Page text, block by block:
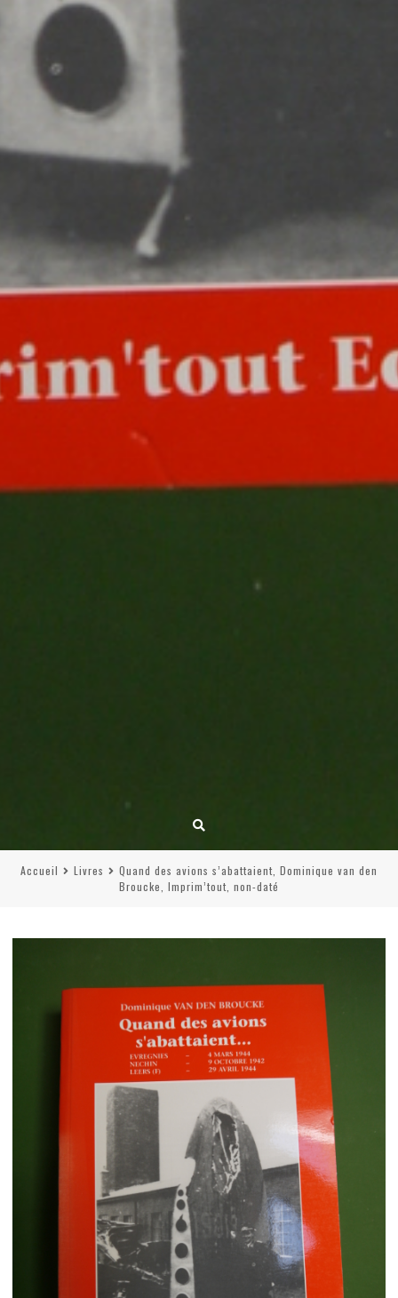
Accueil Livres
Quand des avions s’abattaient, Dominique van den
Broucke, Imprim’tout, non-daté